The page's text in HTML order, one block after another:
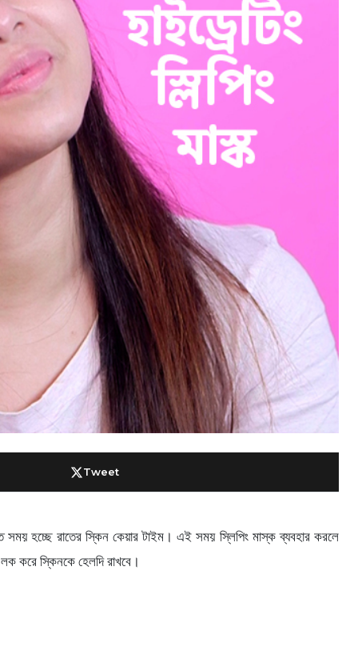
Tweet
হচ্ছে রাতের স্কিন কেয়ার টাইম। এই সময় স্লিপিং মাস্ক ব্যবহার করলে
করে স্কিনকে হেলদি রাখবে।